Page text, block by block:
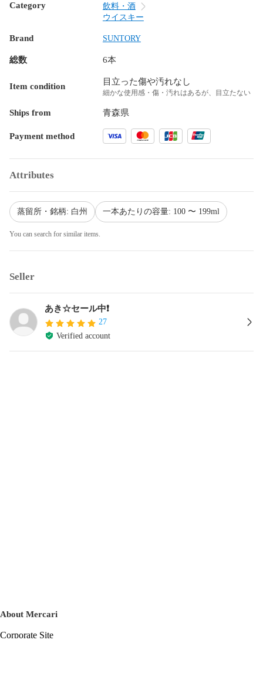
Category
飲料・酒
ウイスキー
Brand SUNTORY
総数 6本
Item condition 目立った傷や汚れなし
細かな使用感・傷・汚れはあるが、目立たない
Ships from 青森県
Payment method
Attributes
蒸留所・銘柄: 白州 一本あたりの容量: 100 〜 199ml
You can search for similar items.
Seller
あき☆セール中❗
27
Verified account
About Mercari
Corporate Site